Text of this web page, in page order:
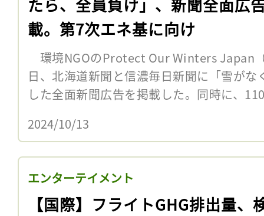
載。第7次エネ基に向け
環境NGOのProtect Our Winters Japan
日、北海道新聞と信濃毎日新聞に「雪が
した全面新聞広告を掲載した。同時に、
2024/10/13
エンターテイメント
【国際】フライトGHG排出量、